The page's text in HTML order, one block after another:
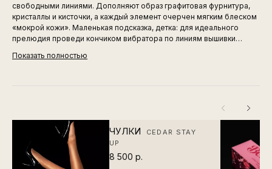
свободными линиями. Дополняют образ графитовая фурнитура,
кристаллы и кисточки, а каждый элемент очерчен мягким блеском
«мокрой кожи». Маленькая подсказка, детка: для идеального
прелюдия проведи кончиком вибратора по линиям вышивки…
Показать полностью
ЧУЛКИ
CEDAR STAY
UP
8 500 р.